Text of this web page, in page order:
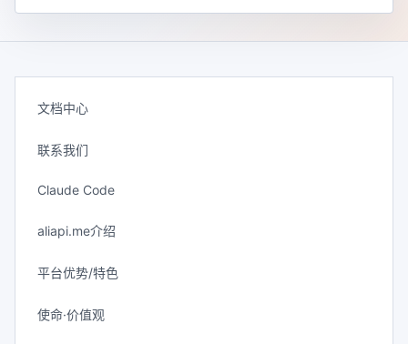
文档中心
联系我们
Claude Code
aliapi.me介绍
平台优势/特色
使命·价值观